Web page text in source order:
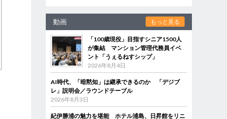
動画 もっと見る
「100歳現役」目指すシニア1500人
が集結 マンション管理代務員イベ
ント「うぇるねすシップ」
2026年8月4日
AI時代、「暗黙知」は継承できるのか 「デジブ
レ」説明会／ラウンドテーブル
2026年8月3日
紀伊勝浦の魅力を堪能 ホテル浦島、日昇館をリニ